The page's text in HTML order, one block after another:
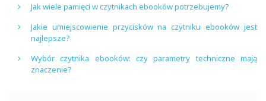
Jak wiele pamięci w czytnikach ebooków potrzebujemy?
Jakie umiejscowienie przycisków na czytniku ebooków jest
najlepsze?
Wybór czytnika ebooków: czy parametry techniczne mają
znaczenie?